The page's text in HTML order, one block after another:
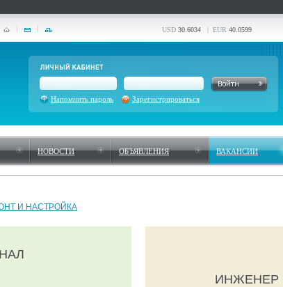
USD 30.6034 | EUR 40.0599
Напомнить пароль Зарегистрироваться
НОВОСТИ ОБЪЯВЛЕНИЯ ВАКАНСИИ
И НАСТРОЙКА
ИНЖЕНЕР